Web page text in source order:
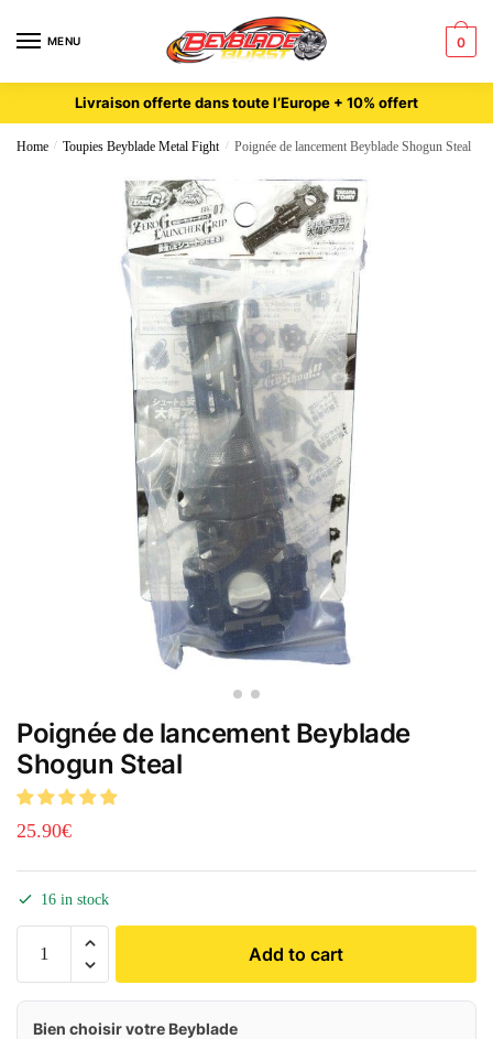
MENU 0
Livraison offerte dans toute l’Europe + 10% offert
Home / Toupies Beyblade Metal Fight / Poignée de lancement Beyblade Shogun Steal
Poignée de lancement Beyblade
Shogun Steal
25.90€
16 in stock
Add to cart
Bien choisir votre Beyblade